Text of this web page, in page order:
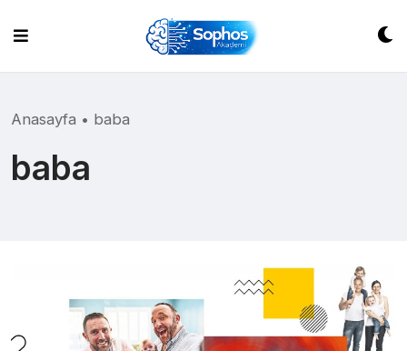
content
Anasayfa • baba
baba